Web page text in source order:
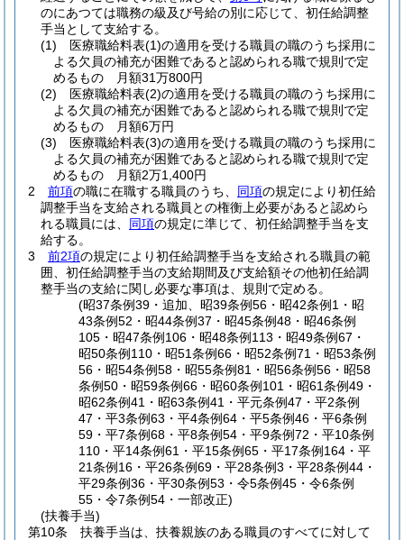
のにあつては職務の級及び号給の別に応じて、初任給調整
手当として支給する。
(1)
医療職給料表(1)の適用を受ける職員の職のうち採用に
よる欠員の補充が困難であると認められる職で規則で定
めるもの 月額31万800円
(2)
医療職給料表(2)の適用を受ける職員の職のうち採用に
よる欠員の補充が困難であると認められる職で規則で定
めるもの 月額6万円
(3)
医療職給料表(3)の適用を受ける職員の職のうち採用に
よる欠員の補充が困難であると認められる職で規則で定
めるもの 月額2万1,400円
2
前項の職に在職する職員のうち、 同項の規定により初任給
調整手当を支給される職員との権衡上必要があると認めら
れる職員には、 同項の規定に準じて、初任給調整手当を支
給する。
3
前2項の規定により初任給調整手当を支給される職員の範
囲、初任給調整手当の支給期間及び支給額その他初任給調
整手当の支給に関し必要な事項は、規則で定める。
(昭37条例39・追加、昭39条例56・昭42条例1・昭
43条例52・昭44条例37・昭45条例48・昭46条例
105・昭47条例106・昭48条例113・昭49条例67・
昭50条例110・昭51条例66・昭52条例71・昭53条例
56・昭54条例58・昭55条例81・昭56条例56・昭58
条例50・昭59条例66・昭60条例101・昭61条例49・
昭62条例41・昭63条例41・平元条例47・平2条例
47・平3条例63・平4条例64・平5条例46・平6条例
59・平7条例68・平8条例54・平9条例72・平10条例
110・平14条例61・平15条例65・平17条例164・平
21条例16・平26条例69・平28条例3・平28条例44・
平29条例36・平30条例53・令5条例45・令6条例
55・令7条例54・一部改正)
(扶養手当)
第10条
扶養手当は、扶養親族のある職員のすべてに対して